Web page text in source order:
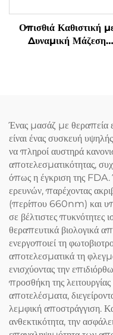
Οπισθιά Καθιστική
Δυναμική Μάζεση
Ένας μασάζ με θεραπεία
είναι ένας συσκευή
να πληροί αυστηρά
αποτελεσματικότητας,
όπως η έγκριση της FDA.
ερευνών, παρέχοντας
(περίπου 660nm) και
σε βέλτιστες πυκνότητες
θεραπευτικά βιολογικά
ενεργοποιεί τη
αποτελεσματικά τη
ενισχύοντας την
προσθήκη της
αποτελέσματα,
λεμφική αποστράγγιση.
ανθεκτικότητα, την